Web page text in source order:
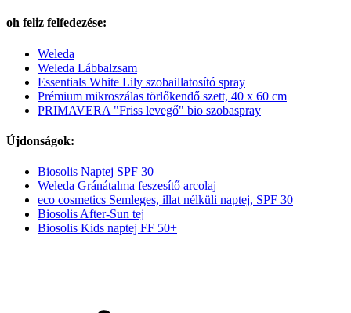
oh feliz felfedezése:
Weleda
Weleda Lábbalzsam
Essentials White Lily szobaillatosító spray
Prémium mikroszálas törlőkendő szett, 40 x 60 cm
PRIMAVERA "Friss levegő" bio szobaspray
Újdonságok:
Biosolis Naptej SPF 30
Weleda Gránátalma feszesítő arcolaj
eco cosmetics Semleges, illat nélküli naptej, SPF 30
Biosolis After-Sun tej
Biosolis Kids naptej FF 50+